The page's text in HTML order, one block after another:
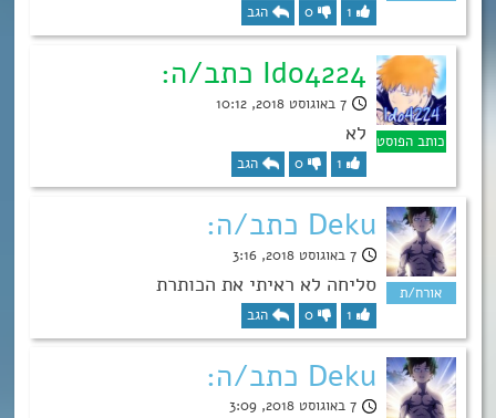
1
0 הגב
Ido4224 כתב/ה:
7 באוגוסט 2018, 10:12
לא
1
0 הגב
Deku כתב/ה:
7 באוגוסט 2018, 3:16
סליחה לא ראיתי את הכותרת
1
0 הגב
Deku כתב/ה:
7 באוגוסט 2018, 3:09